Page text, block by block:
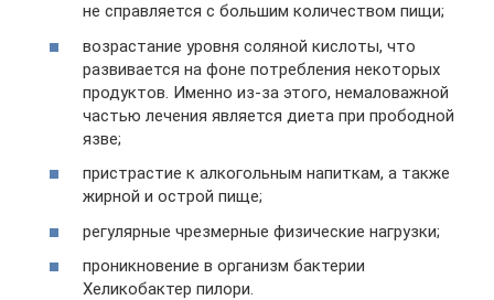
не справляется с большим количеством пищи;
возрастание уровня соляной кислоты, что
развивается на фоне потребления некоторых
продуктов. Именно из-за этого, немаловажной
частью лечения является диета при прободной
язве;
пристрастие к алкогольным напиткам, а также
жирной и острой пище;
регулярные чрезмерные физические нагрузки;
проникновение в организм бактерии
Хеликобактер пилори.